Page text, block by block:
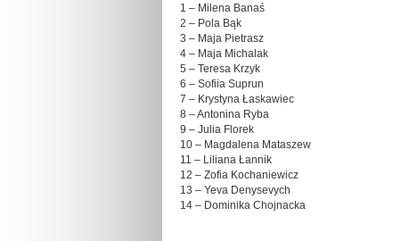
1 – Milena Banaś
2 – Pola Bąk
3 – Maja Pietrasz
4 – Maja Michalak
5 – Teresa Krzyk
6 – Sofiia Suprun
7 – Krystyna Łaskawiec
8 – Antonina Ryba
9 – Julia Florek
10 – Magdalena Mataszew
11 – Liliana Łannik
12 – Zofia Kochaniewicz
13 – Yeva Denysevych
14 – Dominika Chojnacka